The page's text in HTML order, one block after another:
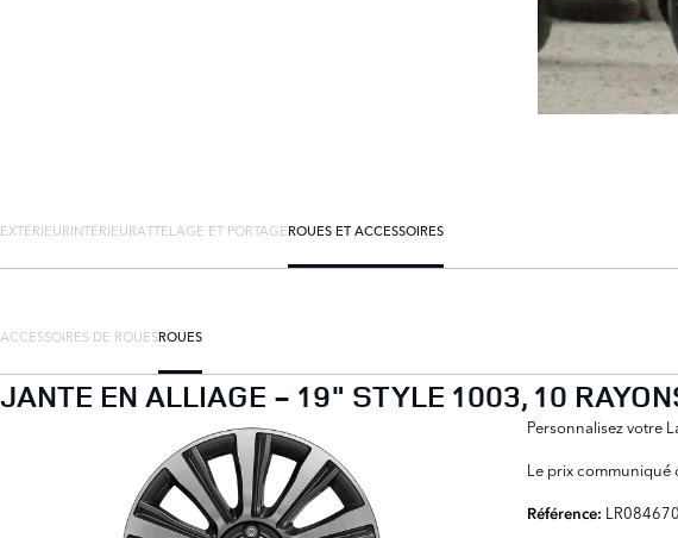
EXTÉRIEURINTÉRIEURATTELAGE ET PORTAGEROUES ET ACCESSOIRES
ACCESSOIRES DE ROUESROUES
JANTE EN ALLIAGE - 19" STYLE 1003, 10
Personnalisez votre
Le prix communiqué
Référence: LR084670